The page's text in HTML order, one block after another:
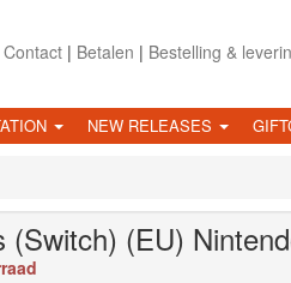
Contact| Betalen | Bestelling &
NEW RELEASES
(Switch) (EU)